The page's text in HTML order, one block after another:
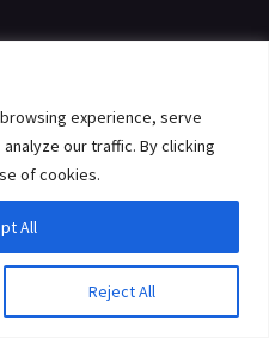
experience, serve
our traffic. By clicking
of cookies.
Reject All
All